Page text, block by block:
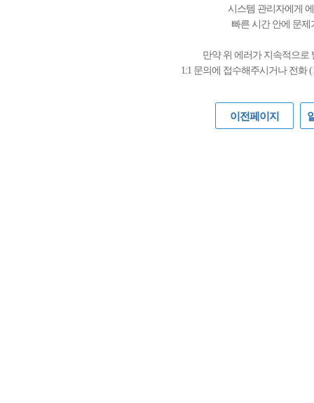
시스템 관리자에게
빠른 시간 안에 문
만약 위 에러가 지속적으로
1:1 문의에 접수해주시거나 전화 (
이전페이지